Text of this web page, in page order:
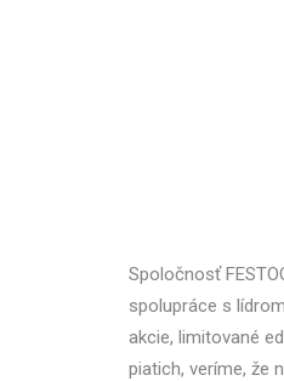
Spoločnosť
spolupráce s
akcie, limitované
piatich, veríme, že